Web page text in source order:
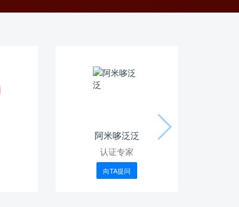
阿米哆泛泛
认证专家
向TA提问